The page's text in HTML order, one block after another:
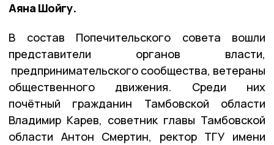
Аяна Шойгу.
В состав Попечительского совета вошли
представители органов власти,
предпринимательского сообщества, ветераны
общественного движения. Среди них
почётный гражданин Тамбовской области
Владимир Карев, советник главы Тамбовской
области Антон Смертин, ректор ТГУ имени